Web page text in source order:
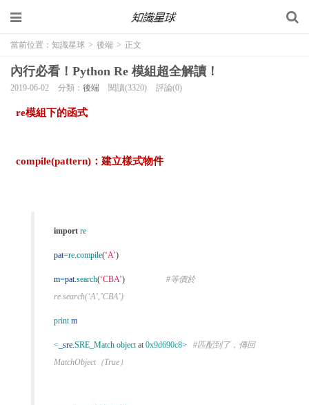
當前位置： 知識星球 > 後端 > 正文
內行必看！Python Re 模組超全解讀！
2019-06-02 分類： 後端 閱讀(3320) 評論(0)
re模組下的函式
compile(pattern)：建立樣式物件
import re
pat=re.compile(‘A’)
m=pat.search(‘CBA’)
#等價於
re.search(‘A’,’CBA’)
print m
< _sre.SRE_Match object at 0x9d690c8> #匹配到了，傳回
MatchObject（True）